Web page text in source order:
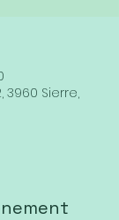
3960 Sierre,